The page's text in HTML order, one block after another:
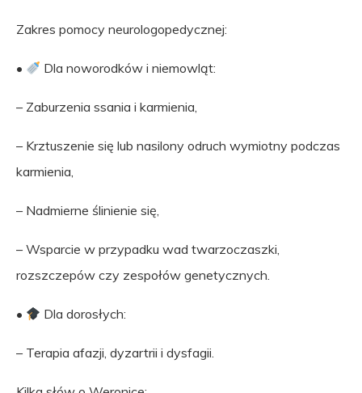
Zakres pomocy neurologopedycznej:
• Dla noworodków i niemowląt:
– Zaburzenia ssania i karmienia,
– Krztuszenie się lub nasilony odruch wymiotny podczas
karmienia,
– Nadmierne ślinienie się,
– Wsparcie w przypadku wad twarzoczaszki,
rozszczepów czy zespołów genetycznych.
• Dla dorosłych:
– Terapia afazji, dyzartrii i dysfagii.